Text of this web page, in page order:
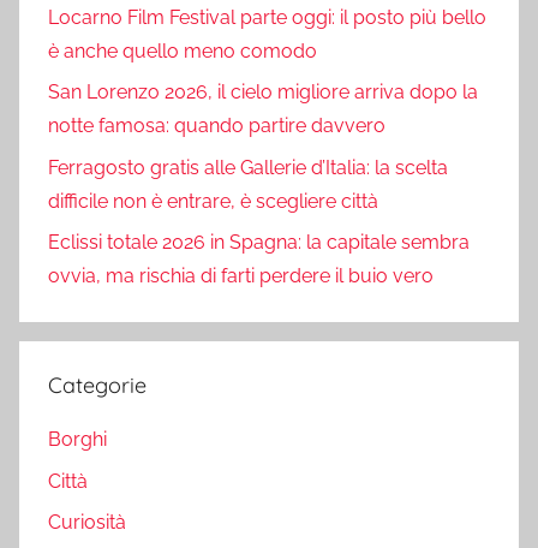
Locarno Film Festival parte oggi: il posto più bello
è anche quello meno comodo
San Lorenzo 2026, il cielo migliore arriva dopo la
notte famosa: quando partire davvero
Ferragosto gratis alle Gallerie d’Italia: la scelta
difficile non è entrare, è scegliere città
Eclissi totale 2026 in Spagna: la capitale sembra
ovvia, ma rischia di farti perdere il buio vero
Categorie
Borghi
Città
Curiosità